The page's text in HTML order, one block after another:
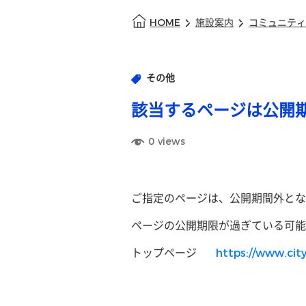
HOME 施設案内 コミュニテ
その他
該当するページは公開
0 views
ご指定のページは、公開期間外と
ページの公開期限が過ぎている可
トップページ https://